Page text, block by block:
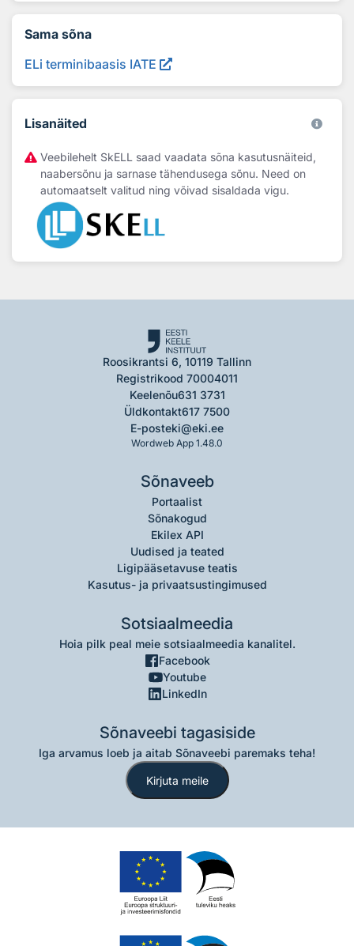
Sama sõna
ELi terminibaasis IATE
Lisanäited
Veebilehelt SkELL saad vaadata sõna kasutusnäiteid,
naabersõnu ja sarnase tähendusega sõnu. Need on
automaatselt valitud ning võivad sisaldada vigu.
Roosikrantsi 6, 10119 Tallinn
Registrikood 70004011
Keelenõu631 3731
Üldkontakt617 7500
E-posteki@eki.ee
Wordweb App 1.48.0
Sõnaveeb
Portaalist
Sõnakogud
Ekilex API
Uudised ja teated
Ligipääsetavuse teatis
Kasutus- ja privaatsustingimused
Sotsiaalmeedia
Hoia pilk peal meie sotsiaalmeedia kanalitel.
Facebook
Youtube
LinkedIn
Sõnaveebi tagasiside
Iga arvamus loeb ja aitab Sõnaveebi paremaks teha!
Kirjuta meile